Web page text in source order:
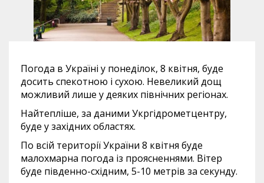
Погода в Україні у понеділок, 8 квітня, буде
досить спекотною і сухою. Невеликий дощ
можливий лише у деяких північних регіонах.
Найтепліше, за даними Укргідрометцентру,
буде у західних областях.
По всій території України 8 квітня буде
малохмарна погода із проясненнями. Вітер
буде південно-східним, 5-10 метрів за секунду.